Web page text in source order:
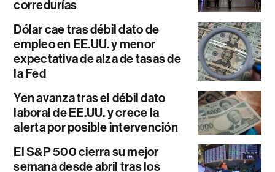
corredurías
Dólar cae tras débil dato de
empleo en EE.UU. y menor
expectativa de alza de tasas de
la Fed
Yen avanza tras el débil dato
laboral de EE.UU. y crece la
alerta por posible intervención
El S&P 500 cierra su mejor
semana desde abril tras los